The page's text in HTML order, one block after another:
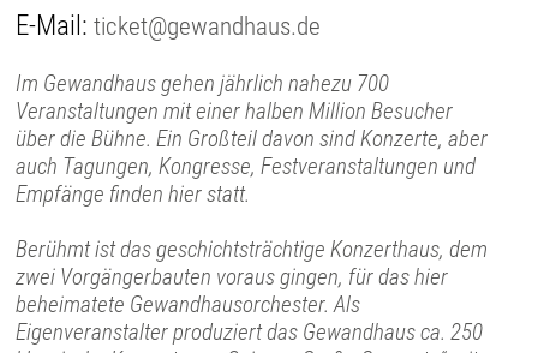
E-Mail:ticket@gewandhaus.de
Im Gewandhaus gehen jährlich nahezu 700
Veranstaltungen mit einer halben Million Besucher
über die Bühne. Ein Großteil davon sind Konzerte, aber
auch Tagungen, Kongresse, Festveranstaltungen und
Empfänge finden hier statt.
Berühmt ist das geschichtsträchtige Konzerthaus, dem
zwei Vorgängerbauten voraus gingen, für das hier
beheimatete Gewandhausorchester. Als
Eigenveranstalter produziert das Gewandhaus ca. 250